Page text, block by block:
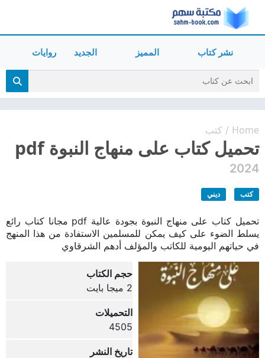
نشر كتاب المميز الجديد روايات
Home
/ كتب
تحميل كتاب على منهاج النبوة pdf
2024
كتب ديني
تحميل كتاب على منهاج النبوة بجودة عالية pdf مجانا كتاب رائع
يسلط الضوء على كيف يمكن للمسلمين الاستفادة من هذا المنهج
في حياتهم اليومية للكاتب والمؤلف أدهم الشرقاوي
حجم الكتاب
2 ميجا بايت
التحميلات
4505
تاريخ النشر